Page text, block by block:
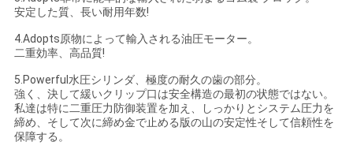
だ
さ
い
サ
安定した質、長い耐用年数!
4.Adopts原物によって輸入される油圧モーター。
二重効率、高品質!
5.Powerful水圧シリンダ、極度の耐久の歯の部分。
強く、決して緩いクリップ口は安全構造の最初の状態ではない。
私達は特に二重圧力防御装置を加え、しっかりとシステム圧力を
締め、そして次に締め金で止める版の山の安定性そして信頼性を
保障する。